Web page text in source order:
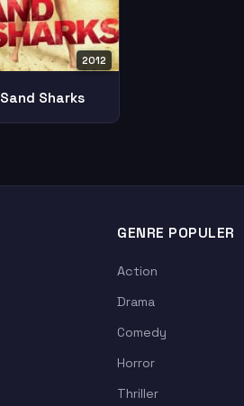
2012
Sand Sharks
GENRE POPULER
Action
Drama
Comedy
Horror
Thriller